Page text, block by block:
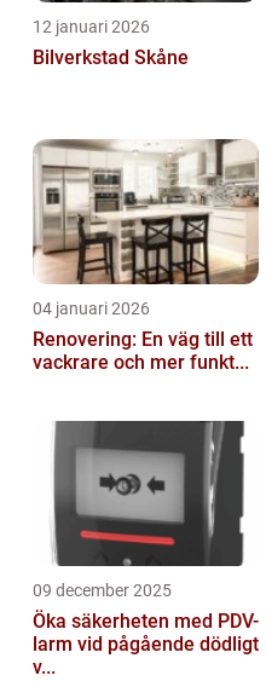
12 januari 2026
Bilverkstad Skåne
04 januari 2026
Renovering: En väg till ett
vackrare och mer funkt...
09 december 2025
Öka säkerheten med PDV-
larm vid pågående dödligt
v...